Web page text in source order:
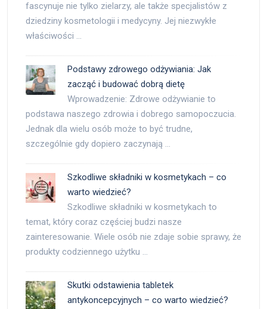
fascynuje nie tylko zielarzy, ale także specjalistów z
dziedziny kosmetologii i medycyny. Jej niezwykłe
właściwości …
Podstawy zdrowego odżywiania: Jak
zacząć i budować dobrą dietę
Wprowadzenie: Zdrowe odżywianie to
podstawa naszego zdrowia i dobrego samopoczucia.
Jednak dla wielu osób może to być trudne,
szczególnie gdy dopiero zaczynają …
Szkodliwe składniki w kosmetykach – co
warto wiedzieć?
Szkodliwe składniki w kosmetykach to
temat, który coraz częściej budzi nasze
zainteresowanie. Wiele osób nie zdaje sobie sprawy, że
produkty codziennego użytku …
Skutki odstawienia tabletek
antykoncepcyjnych – co warto wiedzieć?